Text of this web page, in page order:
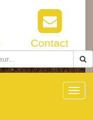
Contact